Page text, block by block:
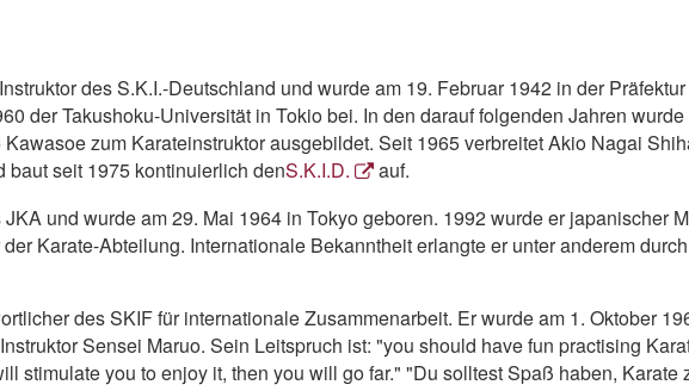
des S.K.I.-Deutschland und wurde am 19. Februar 1942 in der
der Takushoku-Universität in Tokio bei. In den darauf folgenden Jahren
zum Karateinstruktor ausgebildet. Seit 1965 verbreitet Akio Nagai
baut seit 1975 kontinuierlich denS.K.I.D.
auf.
und wurde am 29. Mai 1964 in Tokyo geboren. 1992 wurde er japanischer
Karate-Abteilung. Internationale Bekanntheit erlangte er unter anderem
des SKIF für internationale Zusammenarbeit. Er wurde am 1. Oktober
Sensei Maruo. Sein Leitspruch ist: "you should have fun practising
stimulate you to enjoy it, then you will go far." "Du solltest Spaß haben,